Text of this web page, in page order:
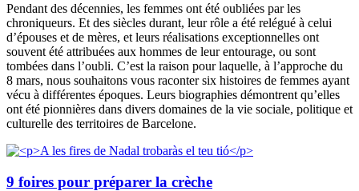
Pendant des décennies, les femmes ont été oubliées par les
chroniqueurs. Et des siècles durant, leur rôle a été relégué à celui
d’épouses et de mères, et leurs réalisations exceptionnelles ont
souvent été attribuées aux hommes de leur entourage, ou sont
tombées dans l’oubli. C’est la raison pour laquelle, à l’approche du
8 mars, nous souhaitons vous raconter six histoires de femmes ayant
vécu à différentes époques. Leurs biographies démontrent qu’elles
ont été pionnières dans divers domaines de la vie sociale, politique et
culturelle des territoires de Barcelone.
9 foires pour préparer la crèche